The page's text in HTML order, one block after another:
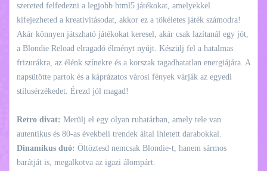
szereted felfedezni a legjobb html5 játékokat, amelyekkel
kifejezheted a kreativitásodat, akkor ez a tökéletes játék számodra!
Akár könnyen játszható játékokat keresel, akár csak lazítanál egy jót,
a Blondie Reload elragadó élményt nyújt. Készülj fel a hatalmas
frizurákra, az élénk színekre és a korszak tagadhatatlan energiájára. A
napsütötte partok és a káprázatos városi fények várják az egyedi
stílusérzékedet. Érezd jól magad!
Retro divat: Merülj el egy olyan ruhatárban, amely tele van
autentikus és 80-as évekbeli trendek által ihletett darabokkal.
Dinamikus duó: Öltöztesd nemcsak Blondie-t, hanem sármos
barátját is, megalkotva az igazi álompárt.